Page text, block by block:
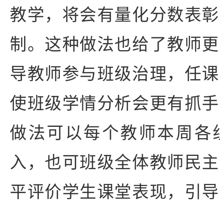
教学，将会有量化分数表
制。这种做法也给了教师
导教师参与班级治理，任
使班级学情分析会更有抓
做法可以每个教师本周各
入，也可班级全体教师民
平评价学生课堂表现，引